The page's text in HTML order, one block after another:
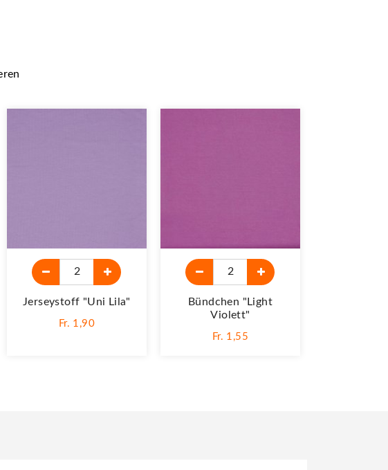
Jerseystoff "Uni Lila"
Fr. 1,90
Bündchen "light
Violett"
Fr. 1,55